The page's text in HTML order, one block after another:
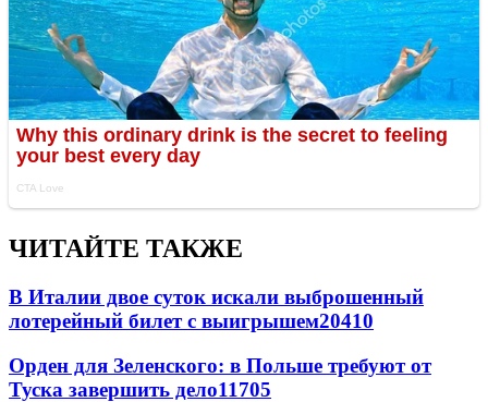
ЧИТАЙТЕ ТАКЖЕ
В Италии двое суток искали выброшенный
лотерейный билет с выигрышем20410
Орден для Зеленского: в Польше требуют от
Туска завершить дело11705